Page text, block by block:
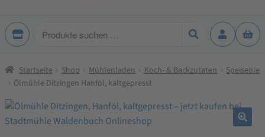
Produkte
Startseite Shop Mühlenladen Koch- & Backzutaten
Speiseöle
Ölmühle Ditzingen Hanföl, kaltgepresst